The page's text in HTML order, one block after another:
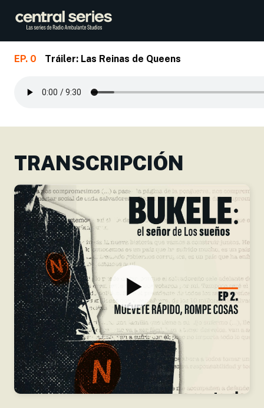
EP. 0 Tráiler: Las Reinas de Queens
TRANSCRIPCIÓN